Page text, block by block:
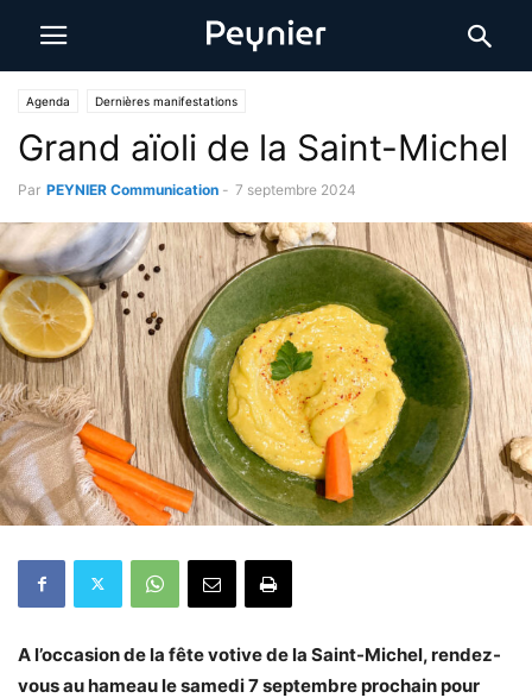
Agenda Dernières manifestations
Grand aïoli de la Saint-Michel
Par PEYNIER Communication - 7 septembre 2024
A l’occasion de la fête votive de la Saint-Michel, rendez-
vous au hameau le samedi 7 septembre prochain pour